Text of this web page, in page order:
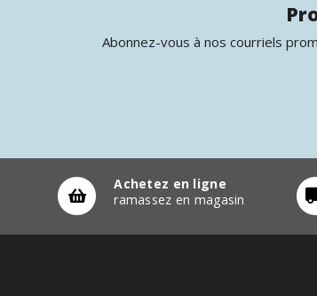
Abonnez-vous à nos courriels
Achetez en ligne
ramassez en magasin